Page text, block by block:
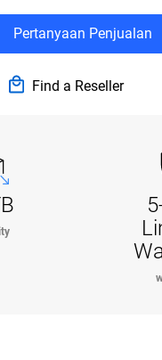
Pertanyaan Penjualan
Find a Reseller